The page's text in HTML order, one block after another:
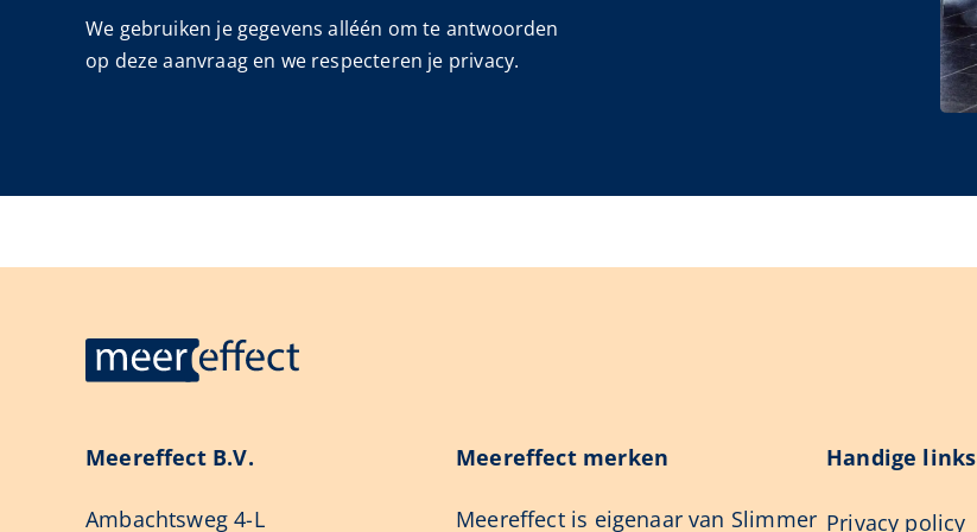
We gebruiken je gegevens alléén om te antwoorden
op deze aanvraag en we respecteren je privacy.
Meereffect B.V.
Ambachtsweg 4-L
Meereffect merken
Meereffect is eigenaar van Slimmer
Handige links
Privacy policy